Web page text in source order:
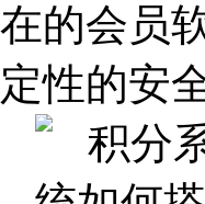
在的会员
定性的安